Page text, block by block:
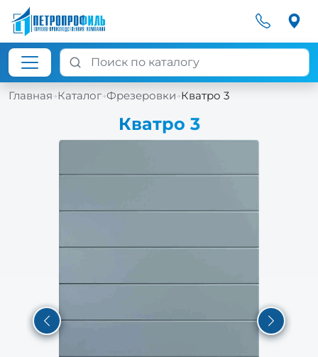
Главная→Каталог→Фрезеровки→Кватро 3
Кватро 3
Previous Next